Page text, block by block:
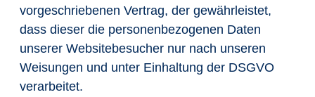
vorgeschriebenen Vertrag, der gewährleistet,
dass dieser die personenbezogenen Daten
unserer Websitebesucher nur nach unseren
Weisungen und unter Einhaltung der DSGVO
verarbeitet.